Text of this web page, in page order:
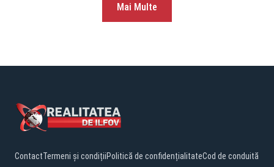
Mai Multe
ContactTermeni și condițiiPolitică de confidențialitateCod de conduită